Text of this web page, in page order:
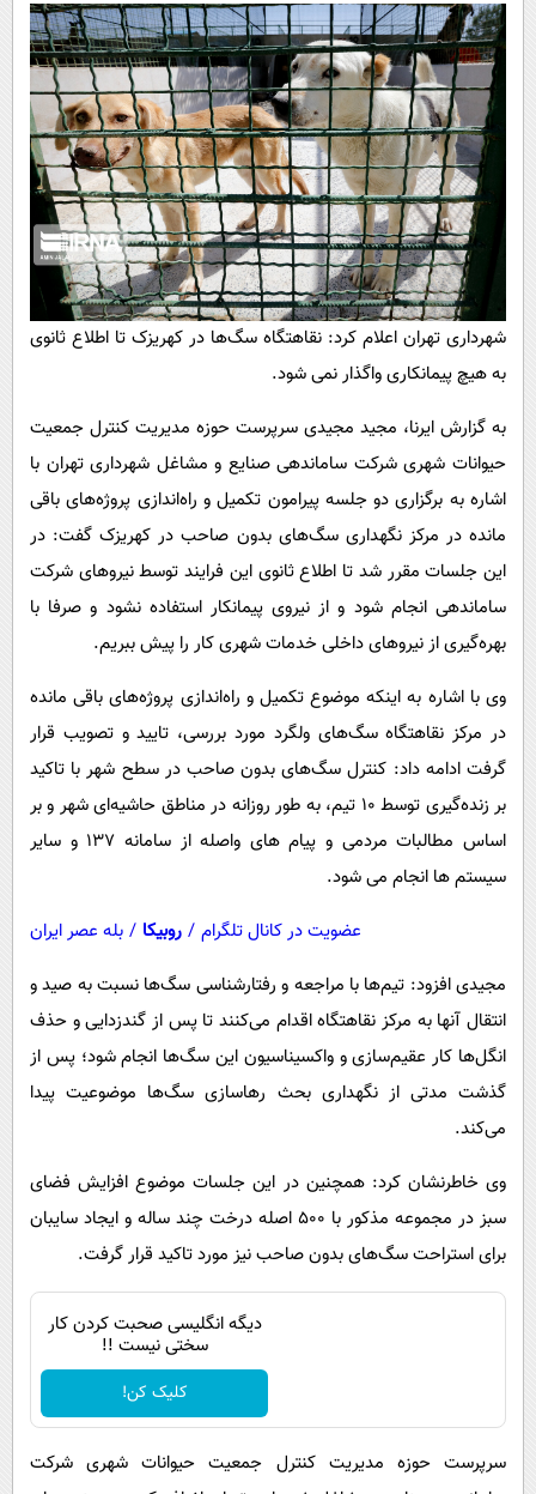
سرگرمی
فناوری
گوناگون
حوادث
محیط زیست
سلامت
فرهنگی
بین الملل
سیاست خارجی
پیامک
روانشناسی
آشپزی
دانلود
شهرداری تهران اعلام کرد: نقاهتگاه سگ‌ها در کهریزک تا اطلاع ثانوی
به هیچ پیمانکاری واگذار نمی شود.
به گزارش ایرنا، مجید مجیدی سرپرست حوزه‌ مدیریت کنترل جمعیت
حیوانات شهری شرکت ساماندهی صنایع و مشاغل شهرداری تهران با
اشاره به برگزاری دو جلسه پیرامون تکمیل و راه‌اندازی پروژه‌های باقی
مانده در مرکز نگهداری سگ‌های بدون صاحب در کهریزک گفت: در
این جلسات مقرر شد تا اطلاع ثانوی این فرایند توسط نیروهای شرکت
ساماندهی انجام شود و از نیروی پیمانکار استفاده نشود و صرفا با
بهره‌گیری از نیروهای داخلی خدمات شهری کار را پیش ببریم.
وی با اشاره به اینکه موضوع تکمیل و راه‌اندازی پروژه‌های باقی مانده
در مرکز نقاهتگاه سگ‌های ولگرد مورد بررسی، تایید و تصویب قرار
گرفت ادامه داد: کنترل سگ‌های بدون صاحب در سطح شهر با تاکید
بر زنده‌گیری توسط ۱۰ تیم، به طور روزانه در مناطق حاشیه‌ای شهر و بر
اساس مطالبات مردمی و پیام های واصله از سامانه ۱۳۷ و سایر
سیستم ها انجام می شود.
عضویت در کانال تلگرام / روبیکا / بله عصر ایران
مجیدی افزود: تیم‌ها با مراجعه و رفتارشناسی سگ‌ها نسبت به صید و
انتقال آنها به مرکز نقاهتگاه اقدام می‌کنند تا پس از گندزدایی و حذف
انگل‌ها کار عقیم‌سازی و واکسیناسیون این سگ‌ها انجام شود؛ پس از
گذشت مدتی از نگهداری بحث رهاسازی سگ‌ها موضوعیت پیدا
می‌کند.
وی خاطرنشان کرد: همچنین در این جلسات موضوع افزایش فضای
سبز در مجموعه مذکور با ۵۰۰ اصله درخت چند ساله و ایجاد سایبان
برای استراحت سگ‌های بدون صاحب نیز مورد تاکید قرار گرفت.
دیگه انگلیسی صحبت کردن کار
سختی نیست !!
کلیک کن!
سرپرست حوزه‌ مدیریت کنترل جمعیت حیوانات شهری شرکت